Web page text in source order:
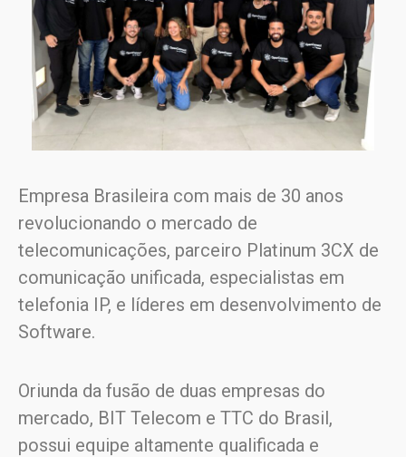
Empresa Brasileira com mais de 30 anos
revolucionando o mercado de
telecomunicações, parceiro Platinum 3CX de
comunicação unificada, especialistas em
telefonia IP, e líderes em desenvolvimento de
Software.
Oriunda da fusão de duas empresas do
mercado, BIT Telecom e TTC do Brasil,
possui equipe altamente qualificada e